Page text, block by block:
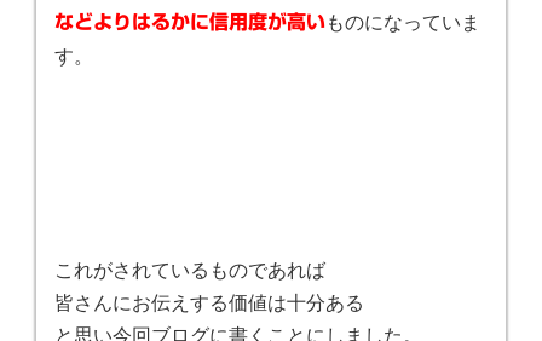
などよりはるかに信用度が高いものになっていま
す。
これがされているものであれば
皆さんにお伝えする価値は十分ある
と思い今回ブログに書くことにしました。